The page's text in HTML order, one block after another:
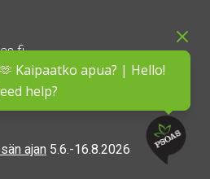
Kaipaatko apua? | Hello!
help?
ajan 5.6.-16.8.2026